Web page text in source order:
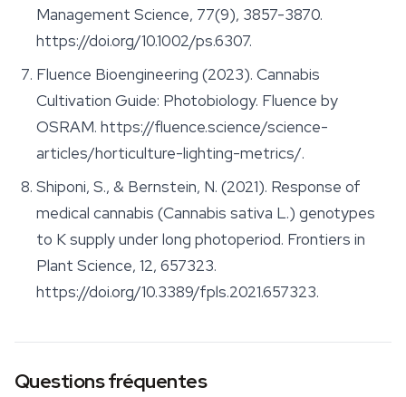
Management Science, 77(9), 3857-3870.
https://doi.org/10.1002/ps.6307.
Fluence Bioengineering (2023). Cannabis
Cultivation Guide: Photobiology. Fluence by
OSRAM. https://fluence.science/science-
articles/horticulture-lighting-metrics/.
Shiponi, S., & Bernstein, N. (2021). Response of
medical cannabis (Cannabis sativa L.) genotypes
to K supply under long photoperiod. Frontiers in
Plant Science, 12, 657323.
https://doi.org/10.3389/fpls.2021.657323.
Questions fréquentes